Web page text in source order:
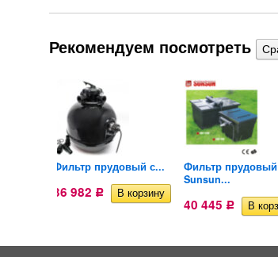
Рекомендуем посмотреть
Фильтр прудовый с...
36 982 Р
Фильтр прудовый
Sunsun...
40 445 Р